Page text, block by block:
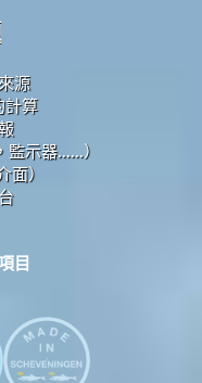
源
計算
示器......）
）
目